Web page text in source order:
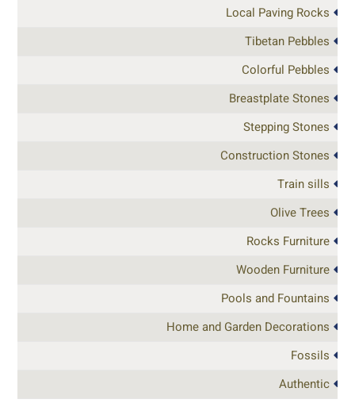
Local Paving Rocks
Tibetan Pebbles
Colorful Pebbles
Breastplate Stones
Stepping Stones
Construction Stones
Train sills
Olive Trees
Rocks Furniture
Wooden Furniture
Pools and Fountains
Home and Garden Decorations
Fossils
Authentic